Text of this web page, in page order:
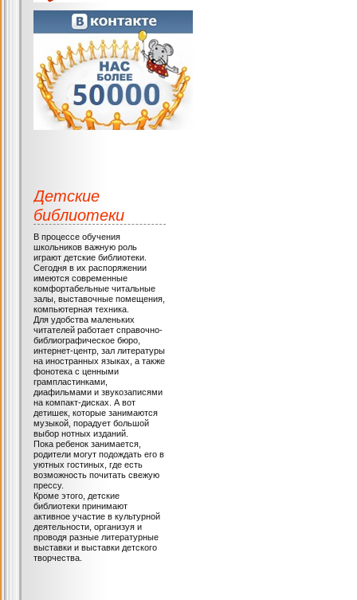
Детские
библиотеки
В процессе обучения
школьников важную роль
играют детские библиотеки.
Сегодня в их распоряжении
имеются современные
комфортабельные читальные
залы, выставочные помещения,
компьютерная техника.
Для удобства маленьких
читателей работает справочно-
библиографическое бюро,
интернет-центр, зал литературы
на иностранных языках, а также
фонотека с ценными
грампластинками,
диафильмами и звукозаписями
на компакт-дисках. А вот
детишек, которые занимаются
музыкой, порадует большой
выбор нотных изданий.
Пока ребенок занимается,
родители могут подождать его в
уютных гостиных, где есть
возможность почитать свежую
прессу.
Кроме этого, детские
библиотеки принимают
активное участие в культурной
деятельности, организуя и
проводя разные литературные
выставки и выставки детского
творчества.